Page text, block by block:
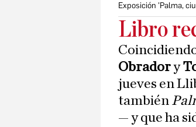
Exposición 'Palma,
Libro
Obradory
jueves en
también
— y que ha